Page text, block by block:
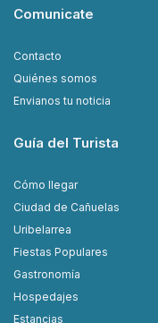
Comunicate
Contacto
Quiénes somos
Envianos tu noticia
Guía del Turista
Cómo llegar
Ciudad de Cañuelas
Uribelarrea
Fiestas Populares
Gastronomía
Hospedajes
Estancias